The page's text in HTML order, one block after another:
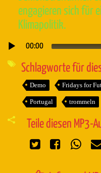
engagieren sich für
Klimapolitik.
Audio-
00:00
Schlagworte für
Demo Fridays for
Portugal trommeln
Teile diesen MP3-